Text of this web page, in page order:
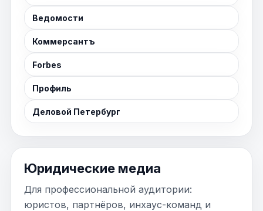
Ведомости
Коммерсантъ
Forbes
Профиль
Деловой Петербург
Юридические медиа
Для профессиональной аудитории:
юристов, партнёров, инхаус-команд и